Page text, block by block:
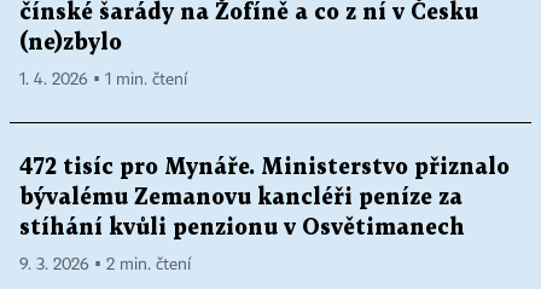
čínské šarády na Žofíně a co z ní v Česku
(ne)zbylo
1. 4. 2026 ▪ 1 min. čtení
472 tisíc pro Mynáře. Ministerstvo přiznalo
bývalému Zemanovu kancléři peníze za
stíhání kvůli penzionu v Osvětimanech
9. 3. 2026 ▪ 2 min. čtení